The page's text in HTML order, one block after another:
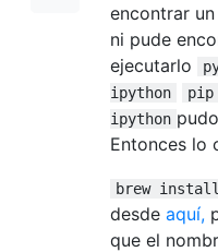
encontrar
ni pude
ejecutarlo
ipython
ipython
Entonces lo
brew install
desde aquí,
que el